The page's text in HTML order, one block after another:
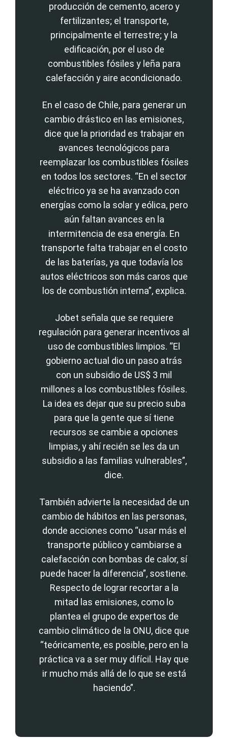
producción de cemento, acero y
fertilizantes; el transporte,
principalmente el terrestre; y la
edificación, por el uso de
combustibles fósiles y leña para
calefacción y aire acondicionado.
En el caso de Chile, para generar un
cambio drástico en las emisiones,
dice que la prioridad es trabajar en
avances tecnológicos para
reemplazar los combustibles fósiles
en todos los sectores. “En el sector
eléctrico ya se ha avanzado con
energías como la solar y eólica, pero
aún faltan avances en la
intermitencia de esa energía. En
transporte falta trabajar en el costo
de las baterías, ya que todavía los
autos eléctricos son más caros que
los de combustión interna”, explica.
Jobet señala que se requiere
regulación para generar incentivos al
uso de combustibles limpios. “El
gobierno actual dio un paso atrás
con un subsidio de US$ 3 mil
millones a los combustibles fósiles.
La idea es dejar que su precio suba
para que la gente que sí tiene
recursos se cambie a opciones
limpias, y ahí recién se les da un
subsidio a las familias vulnerables”,
dice.
También advierte la necesidad de un
cambio de hábitos en las personas,
donde acciones como “usar más el
transporte público y cambiarse a
calefacción con bombas de calor, sí
puede hacer la diferencia”, sostiene.
Respecto de lograr recortar a la
mitad las emisiones, como lo
plantea el grupo de expertos de
cambio climático de la ONU, dice que
“teóricamente, es posible, pero en la
práctica va a ser muy difícil. Hay que
ir mucho más allá de lo que se está
haciendo”.